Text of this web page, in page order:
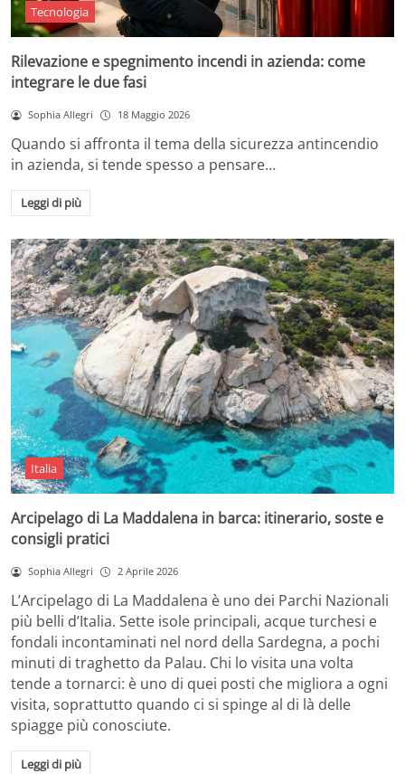
Tecnologia
Rilevazione e spegnimento incendi in azienda: come
integrare le due fasi
Sophia Allegri 18 Maggio 2026
Quando si affronta il tema della sicurezza antincendio
in azienda, si tende spesso a pensare…
Leggi di più
Italia
Arcipelago di La Maddalena in barca: itinerario, soste e
consigli pratici
Sophia Allegri 2 Aprile 2026
L’Arcipelago di La Maddalena è uno dei Parchi Nazionali
più belli d’Italia. Sette isole principali, acque turchesi e
fondali incontaminati nel nord della Sardegna, a pochi
minuti di traghetto da Palau. Chi lo visita una volta
tende a tornarci: è uno di quei posti che migliora a ogni
visita, soprattutto quando ci si spinge al di là delle
spiagge più conosciute.
Leggi di più